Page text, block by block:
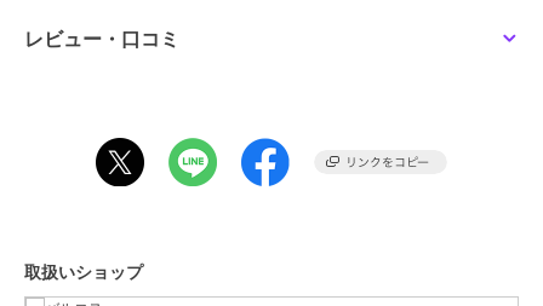
**
本体：牛革
ファスナー式/その他出し入れ/
レビュー・口コミ
取扱いショップ